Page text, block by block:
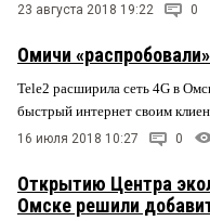
23 августа 2018 19:22 0
Омичи
Tele2 расширила сеть 4G в
быстрый интернет своим
16 июля 2018 10:27 0
Открытию Центра
Омске решили